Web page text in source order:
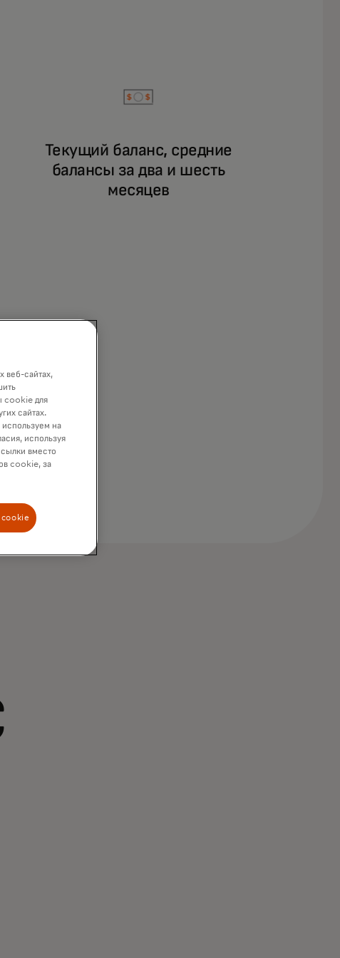
Текущий баланс, средние
балансы за два и шесть
месяцев
сайтах,
cookie для
сайтах.
на
используя
вместо
cookie, за